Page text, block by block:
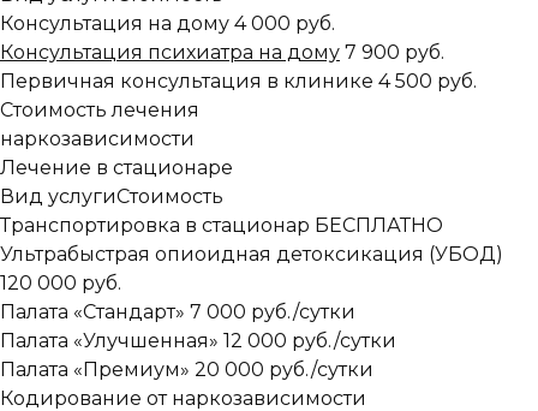
Консультация на дому 4 000 руб.
Консультация психиатра на дому 7 900 руб.
Первичная консультация в клинике 4 500 руб.
Стоимость лечения
наркозависимости
Лечение в стационаре
Вид услугиСтоимость
Транспортировка в стационар БЕСПЛАТНО
Ультрабыстрая опиоидная детоксикация (УБОД)
120 000 руб.
Палата «Стандарт» 7 000 руб./сутки
Палата «Улучшенная» 12 000 руб./сутки
Палата «Премиум» 20 000 руб./сутки
Кодирование от наркозависимости